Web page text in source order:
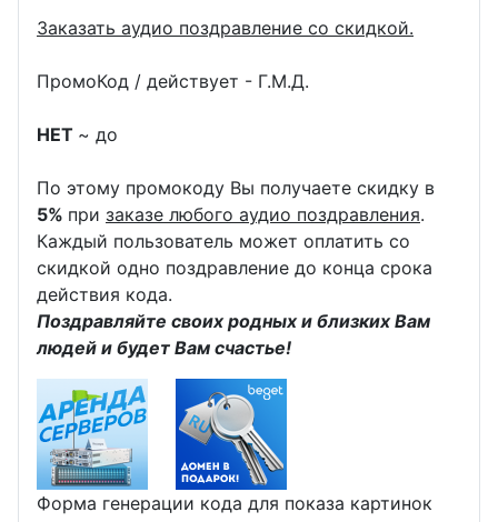
Заказать аудио поздравление со скидкой.
ПромоКод / действует - Г.М.Д.
НЕТ ~ до
По этому промокоду Вы получаете скидку в
5% при заказе любого аудио поздравления.
Каждый пользователь может оплатить со
скидкой одно поздравление до конца срока
действия кода.
Поздравляйте своих родных и близких Вам
людей и будет Вам счастье!
Форма генерации кода для показа картинок